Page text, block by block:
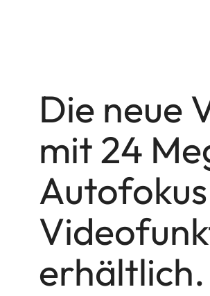
Die neue
mit 24
erhältlich.